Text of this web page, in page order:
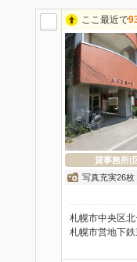
ここ最近で
貸事務所(
写真充実26枚
札幌市中央区
札幌市営地下鉄